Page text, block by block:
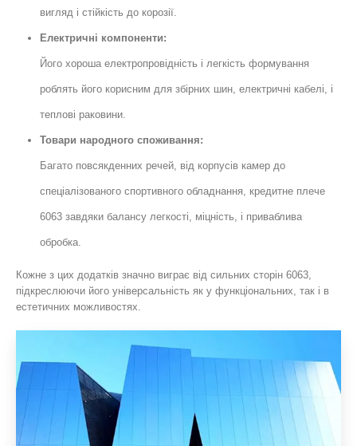
вигляд і стійкість до корозії.
Електричні компоненти:
Його хороша електропровідність і легкість формування
роблять його корисним для збірних шин, електричні кабелі, і
теплові раковини.
Товари народного споживання:
Багато повсякденних речей, від корпусів камер до
спеціалізованого спортивного обладнання, кредитне плече
6063 завдяки балансу легкості, міцність, і приваблива
обробка.
Кожне з цих додатків значно виграє від сильних сторін 6063,
підкреслюючи його універсальність як у функціональних, так і в
естетичних можливостях.